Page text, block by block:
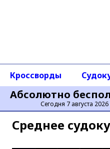
Абсолютно
Сегодня 7 августа 2026
Кроссворды
Среднее